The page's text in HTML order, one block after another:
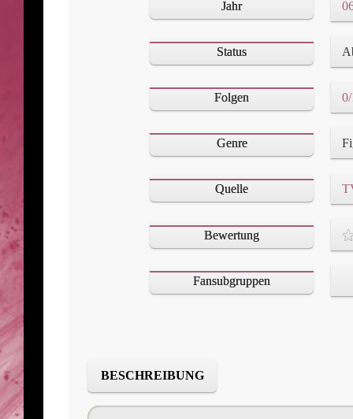
Jahr
Status
Folgen
Genre
Quelle
Bewertung
Fansubgruppen
BESCHREIBUNG